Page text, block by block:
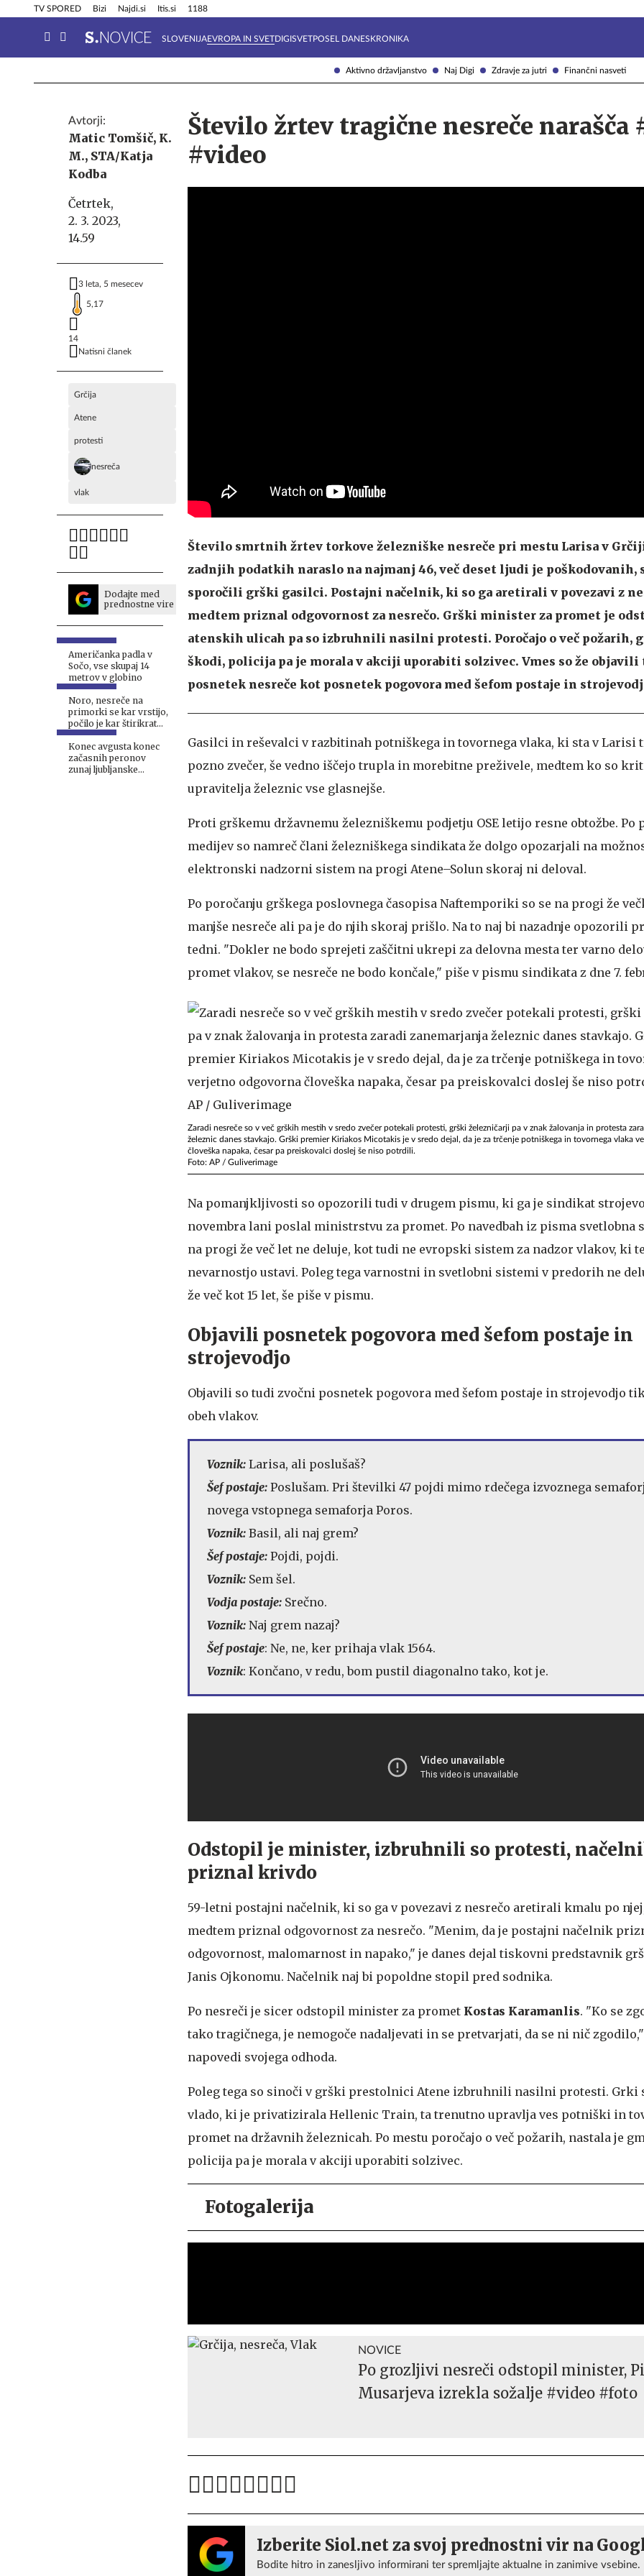
Aktivno državljanstvo Naj Digi Zdravje za jutri Finančni nasveti
TV SPORED Bizi Najdi.si Itis.si 1188
SLOVENIJAEVROPA IN SVETDIGISVETPOSEL DANESKRONIKA
Info in obvestila Tehnik
Avtorji:
Matic Tomšič, K.
M., STA/Katja
Kodba
Četrtek,
2. 3. 2023,
14.59
3 leta, 5 mesecev
5,17
14
Natisni članek
Grčija
Atene
protesti
nesreča
vlak
Dodajte med
prednostne vire
Američanka padla v
Sočo, vse skupaj 14
metrov v globino
Noro, nesreče na
primorki se kar vrstijo,
počilo je kar štirikrat
#foto
Konec avgusta konec
začasnih peronov
zunaj ljubljanske
Število žrtev tragične nesreče narašča
#video
Število smrtnih žrtev torkove železniške nesreče pri mestu Larisa v
zadnjih podatkih naraslo na najmanj 46, več deset ljudi je poškodovanih,
sporočili grški gasilci. Postajni načelnik, ki so ga aretirali v povezavi z
medtem priznal odgovornost za nesrečo. Grški minister za promet je
atenskih ulicah pa so izbruhnili nasilni protesti. Poročajo o več požarih,
škodi, policija pa je morala v akciji uporabiti solzivec. Vmes so že objavili
posnetek nesreče kot posnetek pogovora med šefom postaje in
Gasilci in reševalci v razbitinah potniškega in tovornega vlaka, ki sta v Larisi
pozno zvečer, še vedno iščejo trupla in morebitne preživele, medtem ko so
upravitelja železnic vse glasnejše.
Proti grškemu državnemu železniškemu podjetju OSE letijo resne obtožbe. Po
medijev so namreč člani železniškega sindikata že dolgo opozarjali na
elektronski nadzorni sistem na progi Atene–Solun skoraj ni deloval.
Po poročanju grškega poslovnega časopisa Naftemporiki so se na progi že
manjše nesreče ali pa je do njih skoraj prišlo. Na to naj bi nazadnje opozorili
tedni. "Dokler ne bodo sprejeti zaščitni ukrepi za delovna mesta ter varno
promet vlakov, se nesreče ne bodo končale," piše v pismu sindikata z dne 7.
Zaradi nesreče so v več grških mestih v sredo zvečer potekali protesti, grški železničarji pa v znak žalovanja in protesta
železnic danes stavkajo. Grški premier Kiriakos Micotakis je v sredo dejal, da je za trčenje potniškega in tovornega vlaka
človeška napaka, česar pa preiskovalci doslej še niso potrdili.
Foto: AP / Guliverimage
Na pomanjkljivosti so opozorili tudi v drugem pismu, ki ga je sindikat
novembra lani poslal ministrstvu za promet. Po navedbah iz pisma svetlobna
na progi že več let ne deluje, kot tudi ne evropski sistem za nadzor vlakov, ki
nevarnostjo ustavi. Poleg tega varnostni in svetlobni sistemi v predorih ne
že več kot 15 let, še piše v pismu.
Objavili posnetek pogovora med šefom postaje in
strojevodjo
Objavili so tudi zvočni posnetek pogovora med šefom postaje in strojevodjo
obeh vlakov.
Voznik: Larisa, ali poslušaš?
Šef postaje: Poslušam. Pri številki 47 pojdi mimo rdečega izvoznega
novega vstopnega semaforja Poros.
Voznik: Basil, ali naj grem?
Šef postaje: Pojdi, pojdi.
Voznik: Sem šel.
Vodja postaje: Srečno.
Voznik: Naj grem nazaj?
Šef postaje: Ne, ne, ker prihaja vlak 1564.
Voznik: Končano, v redu, bom pustil diagonalno tako, kot je.
Odstopil je minister, izbruhnili so protesti,
priznal krivdo
59-letni postajni načelnik, ki so ga v povezavi z nesrečo aretirali kmalu po
medtem priznal odgovornost za nesrečo. "Menim, da je postajni načelnik
odgovornost, malomarnost in napako," je danes dejal tiskovni predstavnik
Janis Ojkonomu. Načelnik naj bi popoldne stopil pred sodnika.
Po nesreči je sicer odstopil minister za promet Kostas Karamanlis. "Ko se
tako tragičnega, je nemogoče nadaljevati in se pretvarjati, da se ni nič
napovedi svojega odhoda.
Poleg tega so sinoči v grški prestolnici Atene izbruhnili nasilni protesti. Grki
vlado, ki je privatizirala Hellenic Train, ta trenutno upravlja ves potniški in
promet na državnih železnicah. Po mestu poročajo o več požarih, nastala je
policija pa je morala v akciji uporabiti solzivec.
Fotogalerija
NOVICE
Po grozljivi nesreči odstopil minister,
Musarjeva izrekla sožalje #video #foto
Izberite Siol.net za svoj prednostni vir na
Bodite hitro in zanesljivo informirani ter spremljajte aktualne in zanimive vsebine.